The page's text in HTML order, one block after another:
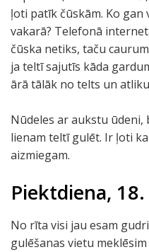
ļoti patīk čūskām. Ko
vakarā? Telefonā
čūska netiks, taču
ja teltī sajutīs kāda
ārā tālāk no telts un
Nūdeles ar aukstu
lienam teltī gulēt. Ir ļoti
aizmiegam.
Piektdiena,
No rīta visi jau esam
gulēšanas vietu